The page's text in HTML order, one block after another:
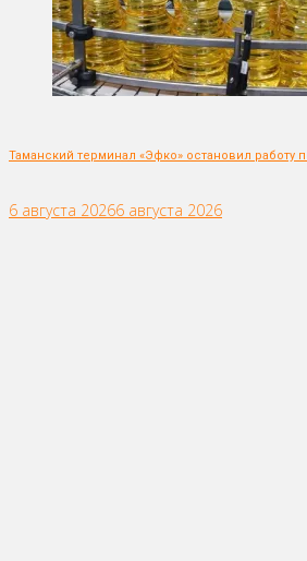
Таманский терминал «Эфко» остановил работу
6 августа 20266 августа 2026